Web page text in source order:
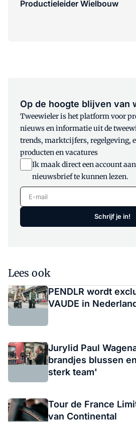
Productieleider Wielbouw
Op de hoogte blijven van
Tweewieler is het platform voor
nieuws en informatie uit de
trends, marktcijfers, regelgeving,
producten en vacatures
Ik maak direct een account
nieuwsbrief te kunnen lezen.
E-mail
Schrijf je in!
Lees ook
PENDLR wordt
VAUDE in
Jurylid Paul
brandjes blussen
sterk team'
Tour de France
van Continental